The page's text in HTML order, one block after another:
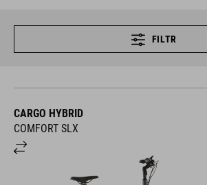
FILTR
CARGO HYBRID
COMFORT SLX